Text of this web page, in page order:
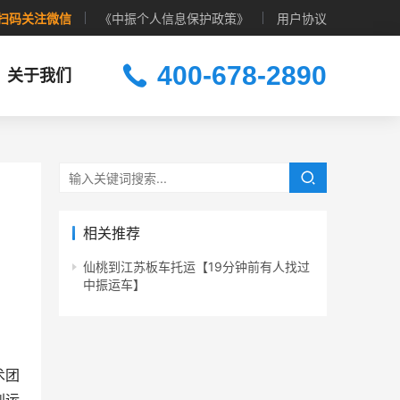
码关注微信 《中振个人信息保护政策》 用户协议
关于我们 400-678-2890
团
相关推荐
仙桃到江苏板车托运【19分钟前有人找过
中振运车】